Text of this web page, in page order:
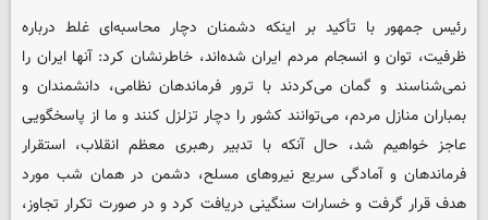
رئیس جمهور با تأکید بر اینکه دشمنان دچار محاسبه‌ای غلط درباره
ظرفیت، توان و انسجام مردم ایران شده‌اند، خاطرنشان کرد: آنها ایران را
نمی‌شناسند و گمان می‌کردند با ترور فرماندهان نظامی، دانشمندان و
بمباران منازل مردم، می‌توانند کشور را دچار تزلزل کنند و ما از پاسخگویی
عاجز خواهیم شد، حال آنکه با تدبیر رهبری معظم انقلاب، استقرار
فرماندهان و آمادگی سریع نیروهای مسلح، دشمن در همان شب مورد
هدف قرار گرفت و خسارات سنگینی دریافت کرد و در صورت تکرار تجاوز،